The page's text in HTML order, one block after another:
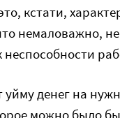
кстати,
немаловажно,
уйму денег на
можно было